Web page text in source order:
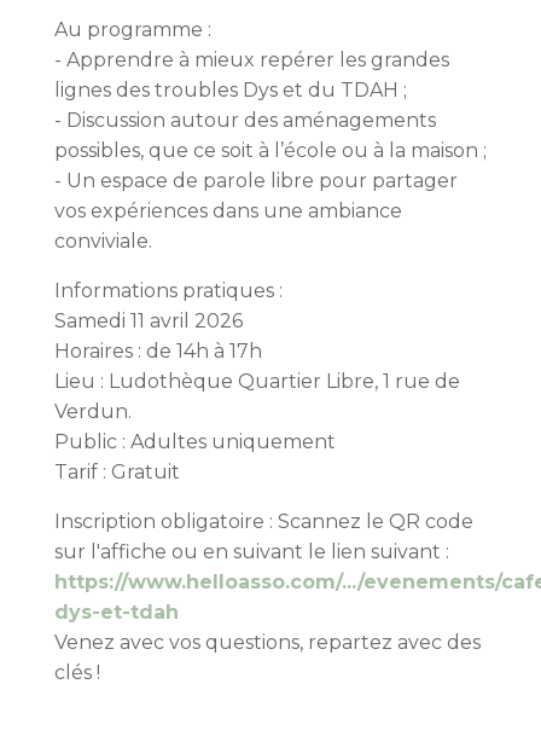
Au programme :
- Apprendre à mieux repérer les grandes
lignes des troubles Dys et du TDAH ;
- Discussion autour des aménagements
possibles, que ce soit à l’école ou à la maison ;
- Un espace de parole libre pour partager
vos expériences dans une ambiance
conviviale.
Informations pratiques :
Samedi 11 avril 2026
Horaires : de 14h à 17h
Lieu : Ludothèque Quartier Libre, 1 rue de
Verdun.
Public : Adultes uniquement
Tarif : Gratuit
Inscription obligatoire : Scannez le QR code
sur l'affiche ou en suivant le lien suivant :
https://www.helloasso.com/.../evenements/
dys-et-tdah
Venez avec vos questions, repartez avec des
clés !